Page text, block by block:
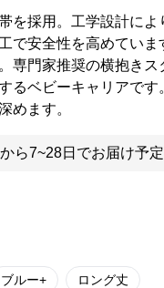
を採用。工学設計によ
で安全性を高めていま
専門家推奨の横抱きス
るベビーキャリアです
めます。
ら7~28日でお届け予定
ブルー+ ロング丈